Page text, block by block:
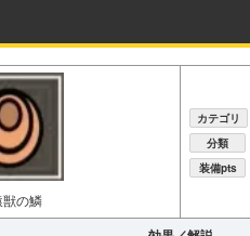
獣の鱗
カテゴリ
分類
装備pts